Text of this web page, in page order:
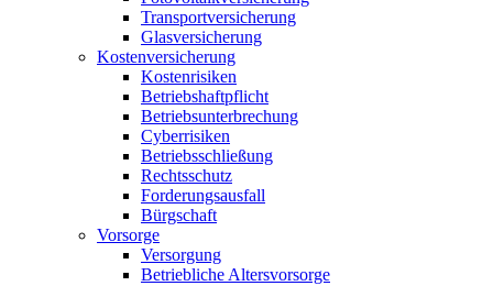
Transportversicherung
Glasversicherung
Kostenversicherung
Kostenrisiken
Betriebshaftpflicht
Betriebsunterbrechung
Cyberrisiken
Betriebsschließung
Rechtsschutz
Forderungsausfall
Bürgschaft
Vorsorge
Versorgung
Betriebliche Altersvorsorge